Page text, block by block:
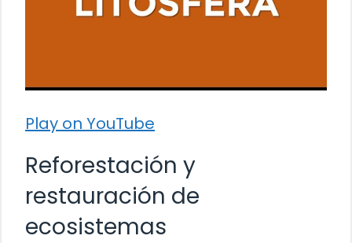
Play on YouTube
Reforestación y
restauración de
ecosistemas